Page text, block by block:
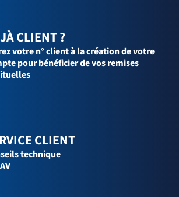
CLIENT ?
votre n° client à la création de votre
pour bénéficier de vos remises
CLIENT
technique